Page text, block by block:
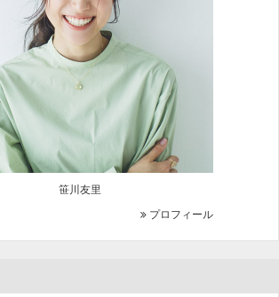
笹川友里
プロフィール